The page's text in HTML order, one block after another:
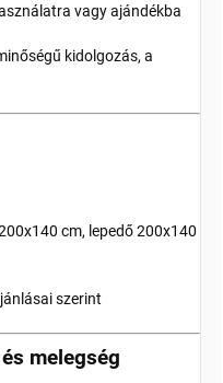
vagy ajándékba
kidolgozás, a
cm, lepedő 200x140
szerint
melegség